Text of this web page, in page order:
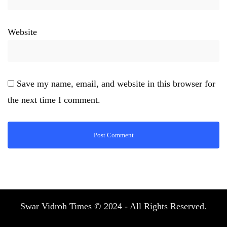
Website
Save my name, email, and website in this browser for
the next time I comment.
Swar Vidroh Times © 2024 - All Rights Reserved.